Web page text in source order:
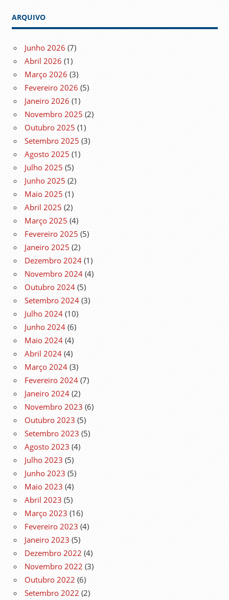
ARQUIVO
Junho 2026 (7)
Abril 2026 (1)
Março 2026 (3)
Fevereiro 2026 (5)
Janeiro 2026 (1)
Novembro 2025 (2)
Outubro 2025 (1)
Setembro 2025 (3)
Agosto 2025 (1)
Julho 2025 (5)
Junho 2025 (2)
Maio 2025 (1)
Abril 2025 (2)
Março 2025 (4)
Fevereiro 2025 (5)
Janeiro 2025 (2)
Dezembro 2024 (1)
Novembro 2024 (4)
Outubro 2024 (5)
Setembro 2024 (3)
Julho 2024 (10)
Junho 2024 (6)
Maio 2024 (4)
Abril 2024 (4)
Março 2024 (3)
Fevereiro 2024 (7)
Janeiro 2024 (2)
Novembro 2023 (6)
Outubro 2023 (5)
Setembro 2023 (5)
Agosto 2023 (4)
Julho 2023 (5)
Junho 2023 (5)
Maio 2023 (4)
Abril 2023 (5)
Março 2023 (16)
Fevereiro 2023 (4)
Janeiro 2023 (5)
Dezembro 2022 (4)
Novembro 2022 (3)
Outubro 2022 (6)
Setembro 2022 (2)